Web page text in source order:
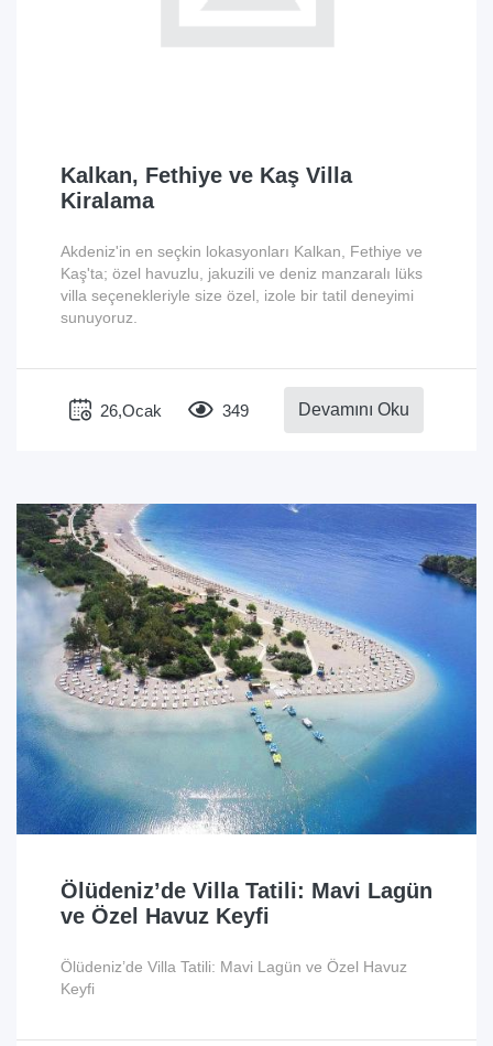
Kalkan, Fethiye ve Kaş Villa
Kiralama
Akdeniz'in en seçkin lokasyonları Kalkan, Fethiye ve
Kaş'ta; özel havuzlu, jakuzili ve deniz manzaralı lüks
villa seçenekleriyle size özel, izole bir tatil deneyimi
sunuyoruz.
26,Ocak 349 Devamını Oku
Ölüdeniz’de Villa Tatili: Mavi Lagün
ve Özel Havuz Keyfi
Ölüdeniz’de Villa Tatili: Mavi Lagün ve Özel Havuz
Keyfi